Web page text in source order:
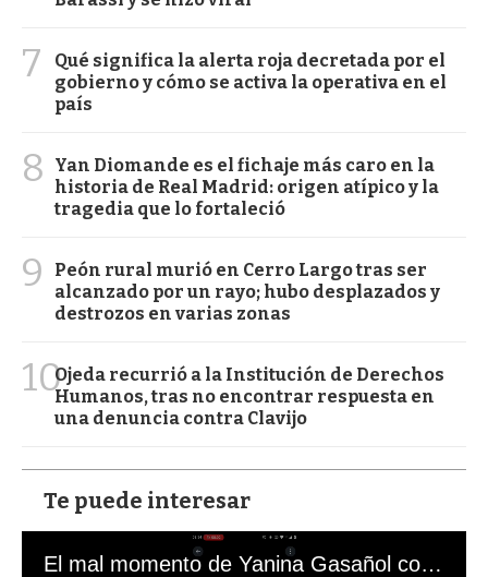
7
Qué significa la alerta roja decretada por el
gobierno y cómo se activa la operativa en el
país
8
Yan Diomande es el fichaje más caro en la
historia de Real Madrid: origen atípico y la
tragedia que lo fortaleció
9
Peón rural murió en Cerro Largo tras ser
alcanzado por un rayo; hubo desplazados y
destrozos en varias zonas
10Ojeda recurrió a la Institución de Derechos
Humanos, tras no encontrar respuesta en
una denuncia contra Clavijo
Te puede interesar
El mal momento de Yanina Gasañol con un hincha argentino en "Subrayado"